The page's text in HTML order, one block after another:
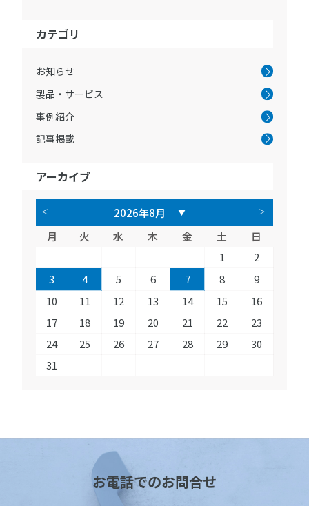
カテゴリ
お知らせ
製品・サービス
事例紹介
記事掲載
アーカイブ
月 火 水 木 金 土
日
1
2
3
4 5 6 7 8
9
10
11 12 13 14 15
16
17
18 19 20 21 22
23
24
25 26 27 28 29
30
31
お電話でのお問合せ